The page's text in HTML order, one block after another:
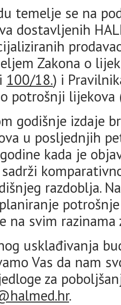
temelje se na
dostavljenih
Zakona o
100/18.) i
potrošnji
godišnje izdaje
u posljednjih
kada je
razdoblja.
na svim razinama
usklađivanja
Vas da nam
za
.